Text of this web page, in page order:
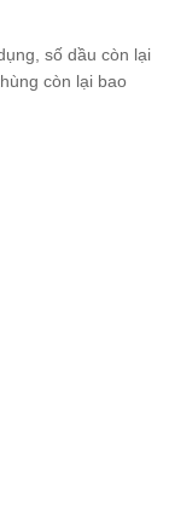
số dầu còn lại
còn lại bao